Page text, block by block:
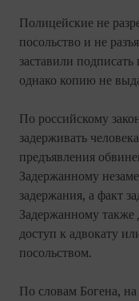
Полицейские не
посольство и не
заставили
однако копию не
По российскому
задерживать
предъявления
Задержанному
задержания, а факт
Задержанному также
доступ к адвокату
посольством.
По словам Богена,